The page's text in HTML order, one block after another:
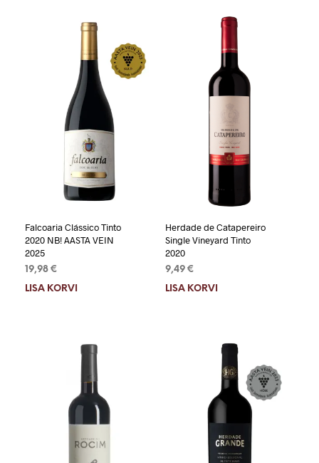
Falcoaria Clássico Tinto
2020 NB! AASTA VEIN
2025
19,98 €
LISA KORVI
Herdade de Catapereiro
Single Vineyard Tinto
2020
9,49 €
LISA KORVI